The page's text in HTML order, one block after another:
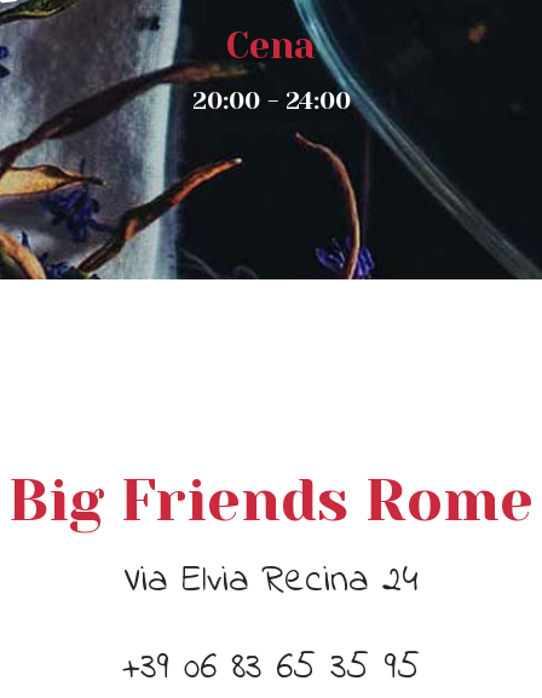
Cena
20:00 - 24:00
Big Friends Rome
Via Elvia Recina 24
+39 06 83 65 35 95